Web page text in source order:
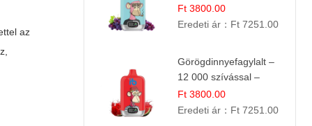
az
e cigi
Ft 3800.00
Eredeti ár： Ft 7251.00
Görögdinnyefagylalt –
12 000 szívással –
eldobható elektromos
cigi
Ft 3800.00
Eredeti ár： Ft 7251.00